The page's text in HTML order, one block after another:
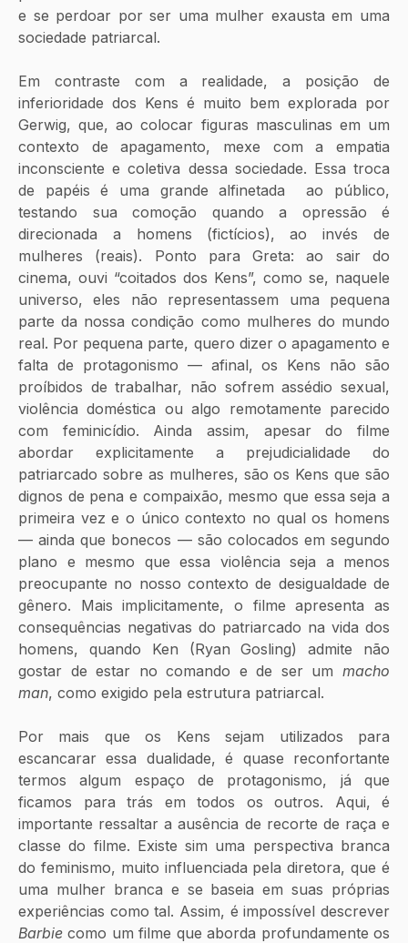
e se perdoar por ser uma mulher exausta em uma
sociedade patriarcal.
Em contraste com a realidade, a posição de
inferioridade dos Kens é muito bem explorada por
Gerwig, que, ao colocar figuras masculinas em um
contexto de apagamento, mexe com a empatia
inconsciente e coletiva dessa sociedade. Essa troca
de papéis é uma grande alfinetada  ao público,
testando sua comoção quando a opressão é
direcionada a homens (fictícios), ao invés de
mulheres (reais). Ponto para Greta: ao sair do
cinema, ouvi “coitados dos Kens”, como se, naquele
universo, eles não representassem uma pequena
parte da nossa condição como mulheres do mundo
real. Por pequena parte, quero dizer o apagamento e
falta de protagonismo — afinal, os Kens não são
proíbidos de trabalhar, não sofrem assédio sexual,
violência doméstica ou algo remotamente parecido
com feminicídio. Ainda assim, apesar do filme
abordar explicitamente a prejudicialidade do
patriarcado sobre as mulheres, são os Kens que são
dignos de pena e compaixão, mesmo que essa seja a
primeira vez e o único contexto no qual os homens
— ainda que bonecos — são colocados em segundo
plano e mesmo que essa violência seja a menos
preocupante no nosso contexto de desigualdade de
gênero. Mais implicitamente, o filme apresenta as
consequências negativas do patriarcado na vida dos
homens, quando Ken (Ryan Gosling) admite não
gostar de estar no comando e de ser um macho
man, como exigido pela estrutura patriarcal.
Por mais que os Kens
sejam utilizados para
escancarar essa dualidade, é quase reconfortante
termos algum espaço de protagonismo, já que
ficamos para trás em todos os outros. Aqui, é
importante ressaltar a ausência de recorte de raça e
classe do filme. Existe sim uma perspectiva branca
do feminismo, muito influenciada pela diretora, que é
uma mulher branca e se baseia em suas próprias
Barbie como um filme que aborda profundamente os